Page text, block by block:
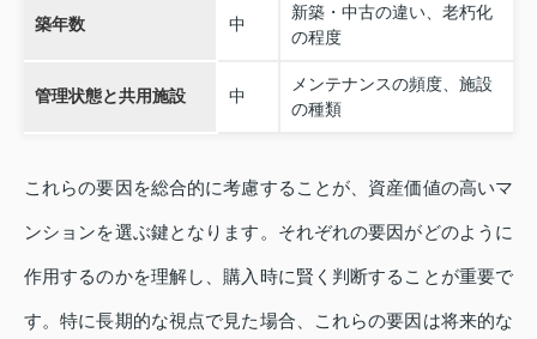
築年数 中
新築・中古の違い、老朽化
の程度
管理状態と共用施設 中
メンテナンスの頻度、施設
の種類
これらの要因を総合的に考慮することが、資産価値の高いマ
ンションを選ぶ鍵となります。それぞれの要因がどのように
作用するのかを理解し、購入時に賢く判断することが重要で
す。特に長期的な視点で見た場合、これらの要因は将来的な